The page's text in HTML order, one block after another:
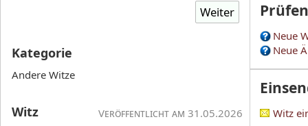
Prüfen
Neue
Neue
Witz
Kategorie
Andere Witze
Veröffentlicht am 31.05.2026
Witz